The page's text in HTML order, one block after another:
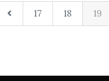
17 18 19